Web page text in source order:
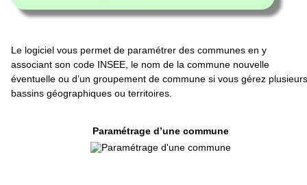
Le logiciel vous permet de paramétrer des communes en y
associant son code INSEE, le nom de la commune nouvelle
éventuelle ou d’un groupement de commune si vous gérez plusieurs
bassins géographiques ou territoires.
Paramétrage d’une commune